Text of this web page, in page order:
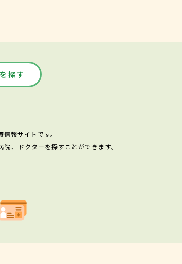
探す
報サイトです。
、ドクターを探すことができます。